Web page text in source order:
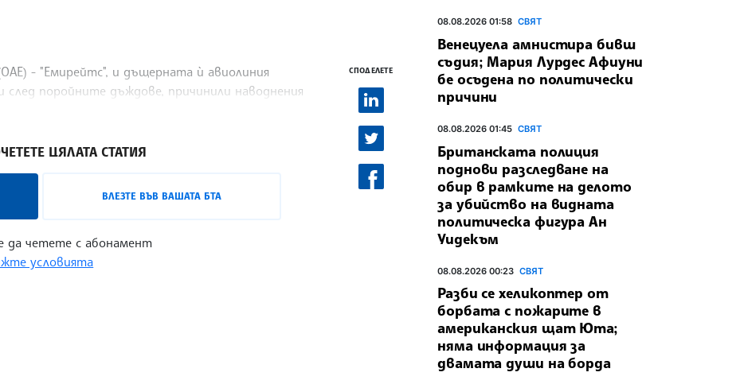
- "Емирейтс", и дъщерната ѝ авиолиния
след поройните дъждове, причинили наводнения
ЦЯЛАТА СТАТИЯ
ВЛЕЗТЕ ВЪВ ВАШАТА БТА
да четете с абонамент
условията
СПОДЕЛЕТЕ
08.08.2026 01:58 СВЯТ
Венецуела амнистира бивш
съдия; Мария Лурдес Афиуни
бе осъдена по политически
причини
08.08.2026 01:45 СВЯТ
Британската полиция
поднови разследване на
обир в рамките на делото
за убийство на видната
политическа фигура Ан
Уидекъм
08.08.2026 00:23 СВЯТ
Разби се хеликоптер от
борбата с пожарите в
американския щат Юта;
няма информация за
двамата души на борда